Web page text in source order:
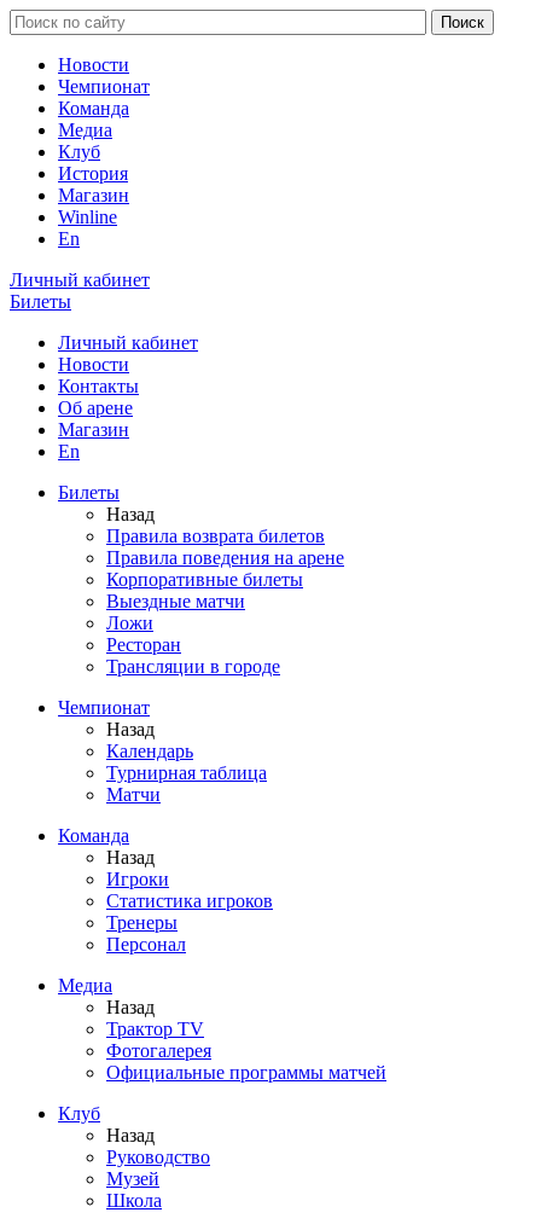
Новости
Чемпионат
Команда
Медиа
Клуб
История
Магазин
Winline
En
Личный кабинет
Билеты
Личный кабинет
Новости
Контакты
Об арене
Магазин
En
Билеты
Назад
Правила возврата билетов
Правила поведения на арене
Корпоративные билеты
Выездные матчи
Ложи
Ресторан
Трансляции в городе
Чемпионат
Назад
Календарь
Турнирная таблица
Матчи
Команда
Назад
Игроки
Статистика игроков
Тренеры
Персонал
Медиа
Назад
Трактор TV
Фотогалерея
Официальные программы матчей
Клуб
Назад
Руководство
Музей
Школа